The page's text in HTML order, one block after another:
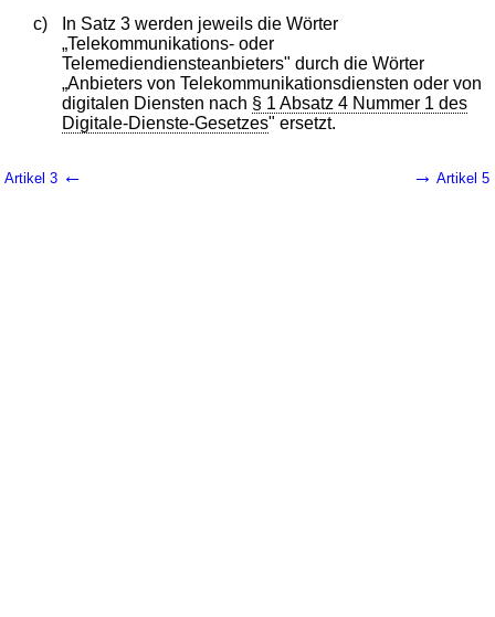
c)
In Satz 3 werden jeweils die Wörter
„Telekommunikations- oder
Telemediendiensteanbieters" durch die Wörter
„Anbieters von Telekommunikationsdiensten oder von
digitalen Diensten nach § 1 Absatz 4 Nummer 1 des
Digitale-Dienste-Gesetzes" ersetzt.
Artikel 3 ← → Artikel 5